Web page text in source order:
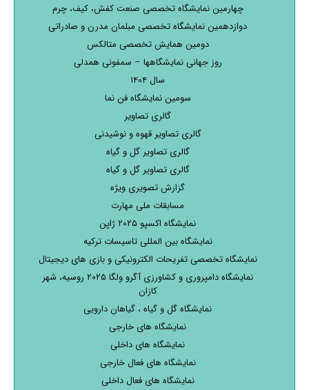
چهارمین نمایشگاه تخصصی صنعت کفش، کیف، چرم
دوازدهمین نمایشگاه تخصصی مبلمان مدرن و صادراتی
دومین همایش تخصصی متالکس
روز جهانی نمایشگاهها – سمفونی همدلی
سال ۱۴۰۴
سومین نمایشگاه فن نما
گالری تصاویر
گالری تصاویر قهوه و نوشیدنی
گالری تصاویر گل و گیاه
گالری تصاویر گل و گیاه
گزارش تصویری ویژه
مسابقات ملی مهارت
نمایشگاه اکسپو ۲۰۲۵ ژاپن
نمایشگاه بین المللی تاسیسات ترکیه
نمایشگاه تخصصی تفریحات الکترونیکی و بازی های دیجیتال
نمایشگاه دامپروری و کشاورزی آگرو ولگا ۲۰۲۵ روسیه، شهر
کازان
نمایشگاه گل و گیاه ، گیاهان دارویی
نمایشگاه های خارجی
نمایشگاه های داخلی
نمایشگاه های فعال خارجی
نمایشگاه های فعال داخلی